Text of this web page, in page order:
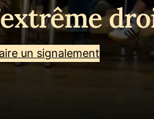
un signalement